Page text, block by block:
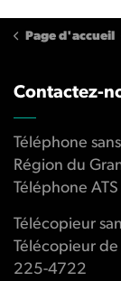
Page d'accueil
Contactez-
Téléphone
Région du
Téléphone
Télécopieur
Télécopieur
225-4722